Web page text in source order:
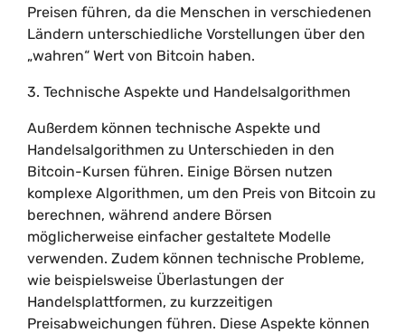
Preisen führen, da die Menschen in verschiedenen
Ländern unterschiedliche Vorstellungen über den
„wahren“ Wert von Bitcoin haben.
3. Technische Aspekte und Handelsalgorithmen
Außerdem können technische Aspekte und
Handelsalgorithmen zu Unterschieden in den
Bitcoin-Kursen führen. Einige Börsen nutzen
komplexe Algorithmen, um den Preis von Bitcoin zu
berechnen, während andere Börsen
möglicherweise einfacher gestaltete Modelle
verwenden. Zudem können technische Probleme,
wie beispielsweise Überlastungen der
Handelsplattformen, zu kurzzeitigen
Preisabweichungen führen. Diese Aspekte können